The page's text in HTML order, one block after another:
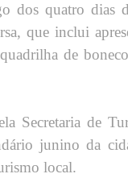
dos quatro dias
que inclui
de
Secretaria de
junino da
local.